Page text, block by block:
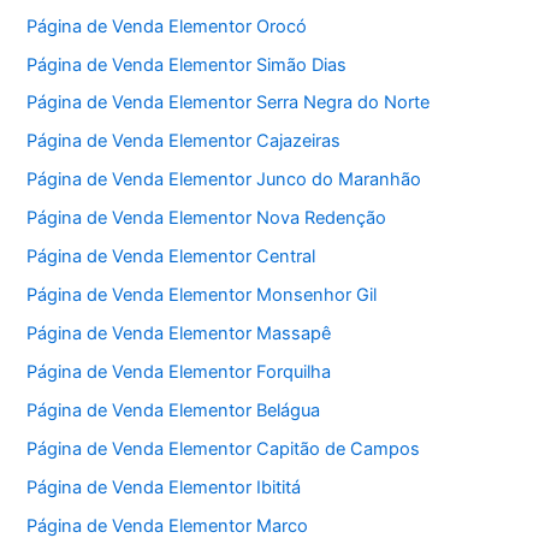
Página de Venda Elementor Orocó
Página de Venda Elementor Simão Dias
Página de Venda Elementor Serra Negra do Norte
Página de Venda Elementor Cajazeiras
Página de Venda Elementor Junco do Maranhão
Página de Venda Elementor Nova Redenção
Página de Venda Elementor Central
Página de Venda Elementor Monsenhor Gil
Página de Venda Elementor Massapê
Página de Venda Elementor Forquilha
Página de Venda Elementor Belágua
Página de Venda Elementor Capitão de Campos
Página de Venda Elementor Ibititá
Página de Venda Elementor Marco